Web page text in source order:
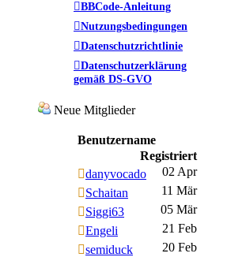
BBCode-Anleitung
Nutzungsbedingungen
Datenschutzrichtlinie
Datenschutzerklärung
gemäß DS-GVO
Neue Mitglieder
Benutzername
Registriert
danyvocado
02 Apr
Schaitan
11 Mär
Siggi63
05 Mär
Engeli
21 Feb
semiduck
20 Feb